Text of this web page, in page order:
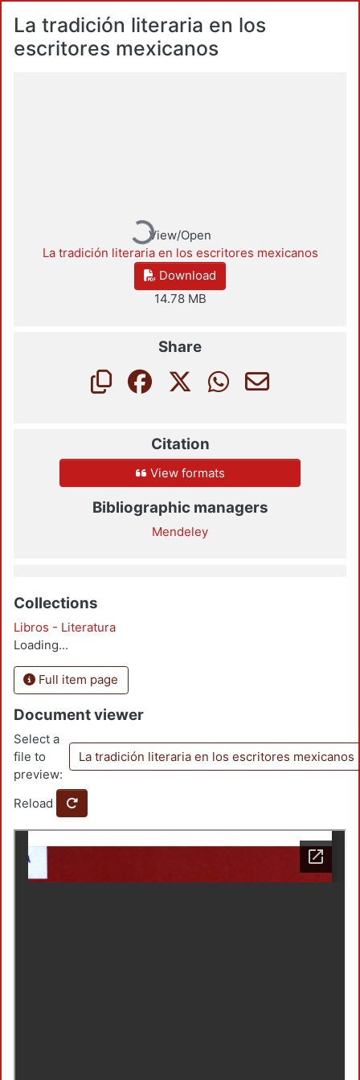
La tradición literaria en los
escritores mexicanos
Loading...View/Open
La tradición literaria en los escritores mexicanos
Download
14.78 MB
Share
Citation
View formats
Bibliographic managers
Mendeley
Collections
Libros - Literatura
Loading...
Full item page
Document viewer
Select a
file to
preview:
La tradición literaria en los escritores mexicanos
Reload